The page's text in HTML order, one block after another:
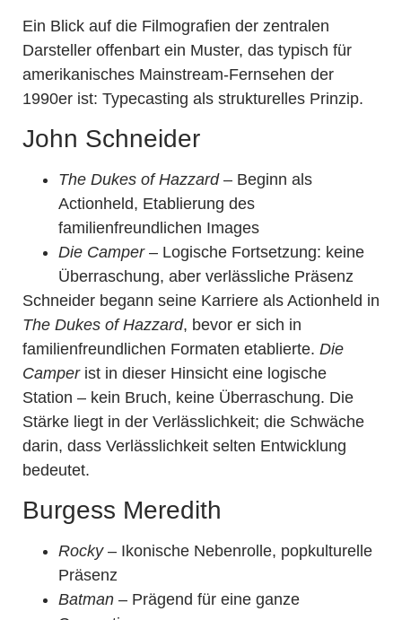
Ein Blick auf die Filmografien der zentralen
Darsteller offenbart ein Muster, das typisch für
amerikanisches Mainstream-Fernsehen der
1990er ist: Typecasting als strukturelles Prinzip.
John Schneider
The Dukes of Hazzard– Beginn als
Actionheld, Etablierung des
familienfreundlichen Images
Die Camper– Logische Fortsetzung: keine
Überraschung, aber verlässliche Präsenz
Schneider begann seine Karriere als Actionheld in
The Dukes of Hazzard, bevor er sich in
familienfreundlichen Formaten etablierte. Die
Camperist in dieser Hinsicht eine logische
Station – kein Bruch, keine Überraschung. Die
Stärke liegt in der Verlässlichkeit; die Schwäche
darin, dass Verlässlichkeit selten Entwicklung
bedeutet.
Burgess Meredith
Rocky– Ikonische Nebenrolle, popkulturelle
Präsenz
Batman – Prägend für eine ganze